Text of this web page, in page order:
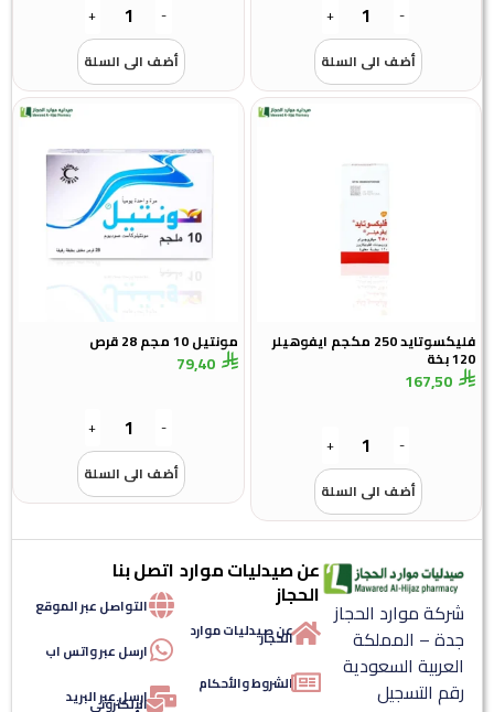
-
+
أضف الى السلة
-
+
أضف الى السلة
فليكسوتايد 250 مكجم ايفوهيلر
120 بخة
167,50
-
+
أضف الى السلة
مونتيل 10 مجم 28 قرص
79,40
-
+
أضف الى السلة
شركة موارد الحجاز
جدة – المملكة
العربية السعودية
رقم التسجيل
عن صيدليات موارد
الحجاز
عن صيدليات موارد
الحجاز
الشروط والأحكام
اتصل بنا
التواصل عبر الموقع
ارسل عبر واتس اب
ارسل عبر البريد
الإلكتروني